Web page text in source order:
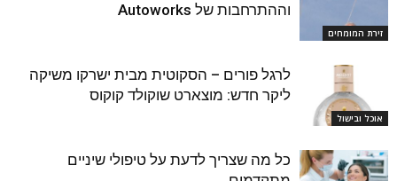
זירת המומחים
וההתרחבות של Autoworks
אוכל ובישול
לרגל פורים – הסקוטית מבית ישרקו משיקה
ליקר חדש: מוצארט שוקולד קוקוס
כל מה שצריך לדעת על טיפולי שיניים